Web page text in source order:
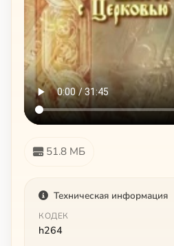
51.8 МБ
Техническая информация
КОДЕК
h264